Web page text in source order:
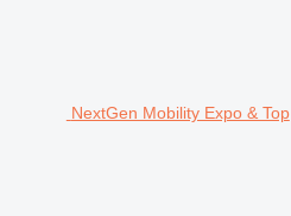
NextGen Mobility Expo & Top